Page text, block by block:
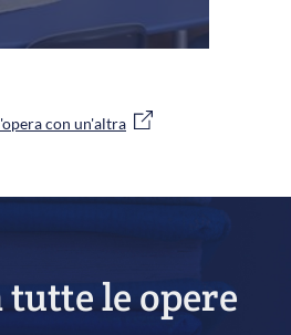
con un'altra
le opere